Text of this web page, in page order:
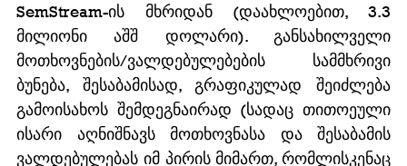
SemStream-ის მხრიდან (დაახლოებით, 3.3
მილიონი აშშ დოლარი). განსახილველი
მოთხოვნების/ვალდებულებების სამმხრივი
ბუნება, შესაბამისად, გრაფიკულად შეიძლება
გამოისახოს შემდეგნაირად (სადაც თითოეული
ისარი აღნიშნავს მოთხოვნასა და შესაბამის
ვალდებულებას იმ პირის მიმართ, რომლისკენაც